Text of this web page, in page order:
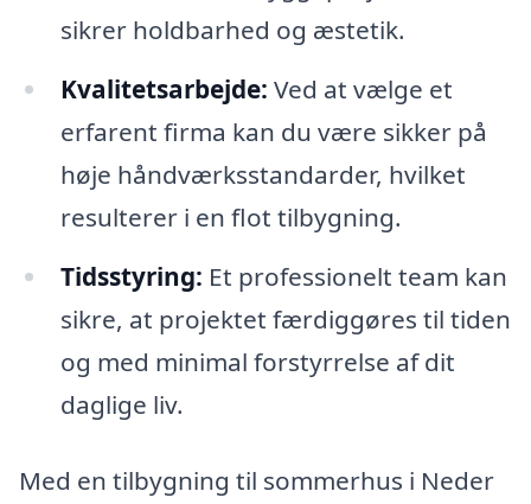
sikrer holdbarhed og æstetik.
Kvalitetsarbejde: Ved at vælge et
erfarent firma kan du være sikker på
høje håndværksstandarder, hvilket
resulterer i en flot tilbygning.
Tidsstyring: Et professionelt team kan
sikre, at projektet færdiggøres til tiden
og med minimal forstyrrelse af dit
daglige liv.
Med en tilbygning til sommerhus i Neder